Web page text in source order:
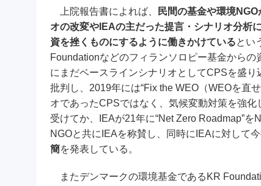
上院報告書によれば、
民間の基金や環境
オの改変やIEAの主だった提言・シナリオ分析
資を挫くものにするように働きかけているとい
Foundationなどのフィランソロピー基金から
にまだベースラインシナリオとしてCPSを盛
批判し、2019年には“Fix the WEO（WEOを直
オであったCPSではなく、気候変動対策を強
受けてか、IEAが21年に“Net Zero Roadmap”
NGOと共にIEAを称賛し、同時にIEAに対して
簡を発表している。
またデンマークの環境基金であるKR